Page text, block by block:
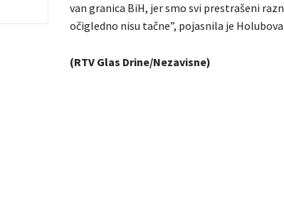
van granica BiH, jer smo svi prestrašeni
očigledno nisu tačne”, pojasnila je Holubova.
(RTV Glas Drine/Nezavisne)